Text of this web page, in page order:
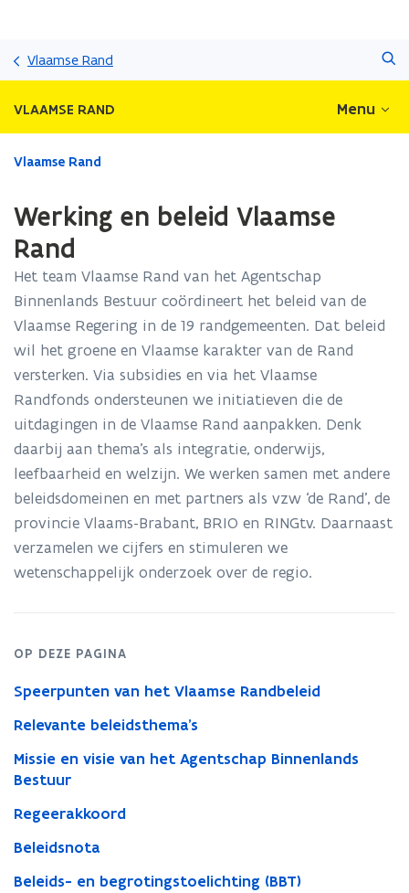
gaan
Vlaamse Rand
VLAAMSE RAND Menu
Gedaan
bevindt
zich
op:
Werking
beleid
Vlaamse
Rand
Vlaamse Rand
Werking en beleid Vlaamse
Rand
Het team Vlaamse Rand van het Agentschap
Binnenlands Bestuur coördineert het beleid van de
Vlaamse Regering in de 19 randgemeenten. Dat beleid
wil het groene en Vlaamse karakter van de Rand
versterken. Via subsidies en via het Vlaamse
Randfonds ondersteunen we initiatieven die de
uitdagingen in de Vlaamse Rand aanpakken. Denk
daarbij aan thema’s als integratie, onderwijs,
leefbaarheid en welzijn. We werken samen met andere
beleidsdomeinen en met partners als vzw ‘de Rand’, de
provincie Vlaams-Brabant, BRIO en RINGtv. Daarnaast
verzamelen we cijfers en stimuleren we
wetenschappelijk onderzoek over de regio.
OP DEZE PAGINA
Speerpunten van het Vlaamse Randbeleid
Relevante beleidsthema’s
Missie en visie van het Agentschap Binnenlands
Bestuur
Regeerakkoord
Beleidsnota
Beleids- en begrotingstoelichting (BBT)